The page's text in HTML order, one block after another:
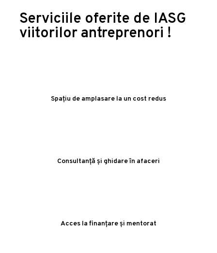
Serviciile oferite de IASG
viitorilor antreprenori !
Spațiu de amplasare la un cost redus
Consultanță și ghidare în afaceri
Acces la finanțare și mentorat